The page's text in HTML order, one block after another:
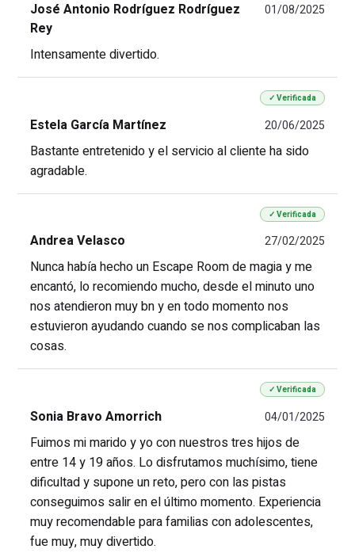
José Antonio Rodríguez Rodríguez
Rey
01/08/2025
Intensamente divertido.
✓ Verificada
Estela García Martínez 20/06/2025
Bastante entretenido y el servicio al cliente ha sido
agradable.
✓ Verificada
Andrea Velasco 27/02/2025
Nunca había hecho un Escape Room de magia y me
encantó, lo recomiendo mucho, desde el minuto uno
nos atendieron muy bn y en todo momento nos
estuvieron ayudando cuando se nos complicaban las
cosas.
✓ Verificada
Sonia Bravo Amorrich 04/01/2025
Fuimos mi marido y yo con nuestros tres hijos de
entre 14 y 19 años. Lo disfrutamos muchísimo, tiene
dificultad y supone un reto, pero con las pistas
conseguimos salir en el último momento. Experiencia
muy recomendable para familias con adolescentes,
fue muy, muy divertido.